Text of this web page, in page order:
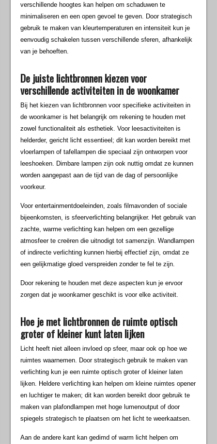
verschillende hoogtes kan helpen om schaduwen te
minimaliseren en een open gevoel te geven. Door strategisch
gebruik te maken van kleurtemperaturen en intensiteit kun je
eenvoudig schakelen tussen verschillende sferen, afhankelijk
van je behoeften.
De juiste lichtbronnen kiezen voor
verschillende activiteiten in de woonkamer
Bij het kiezen van lichtbronnen voor specifieke activiteiten in
de woonkamer is het belangrijk om rekening te houden met
zowel functionaliteit als esthetiek. Voor leesactiviteiten is
helderder, gericht licht essentieel; dit kan worden bereikt met
vloerlampen of tafellampen die speciaal zijn ontworpen voor
leeshoeken. Dimbare lampen zijn ook nuttig omdat ze kunnen
worden aangepast aan de tijd van de dag of persoonlijke
voorkeur.
Voor entertainmentdoeleinden, zoals filmavonden of sociale
bijeenkomsten, is sfeerverlichting belangrijker. Het gebruik van
zachte, warme verlichting kan helpen om een gezellige
atmosfeer te creëren die uitnodigt tot samenzijn. Wandlampen
of indirecte verlichting kunnen hierbij effectief zijn, omdat ze
een gelijkmatige gloed verspreiden zonder te fel te zijn.
Door rekening te houden met deze aspecten kun je ervoor
zorgen dat je woonkamer geschikt is voor elke activiteit.
Hoe je met lichtbronnen de ruimte optisch
groter of kleiner kunt laten lijken
Licht heeft niet alleen invloed op sfeer, maar ook op hoe we
ruimtes waarnemen. Door strategisch gebruik te maken van
verlichting kun je een ruimte optisch groter of kleiner laten
lijken. Heldere verlichting kan helpen om kleine ruimtes opener
en luchtiger te maken; dit kan worden bereikt door gebruik te
maken van plafondlampen met hoge lumenoutput of door
spiegels strategisch te plaatsen om het licht te weerkaatsen.
Aan de andere kant kan gedimd of warm licht helpen om